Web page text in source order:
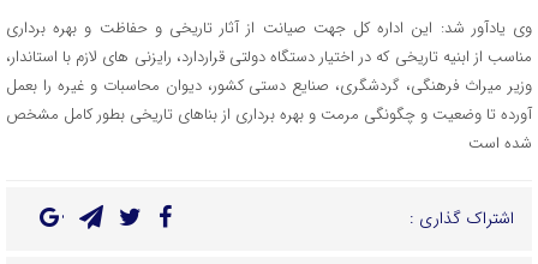
وی یادآور شد: این اداره کل جهت صیانت از آثار تاریخی و حفاظت و بهره برداری
مناسب از ابنیه تاریخی که در اختیار دستگاه دولتی قراردارد، رایزنی های لازم با استاندار،
وزیر میراث فرهنگی، گردشگری، صنایع دستی کشور، دیوان محاسبات و غیره را بعمل
آورده تا وضعیت و چگونگی مرمت و بهره برداری از بناهای تاریخی بطور کامل مشخص
شده است
اشتراک گذاری :